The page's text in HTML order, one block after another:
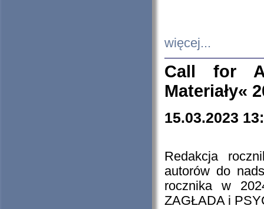
więcej...
Call for
Materiały«
15.03.2023
Redakcja
autorów do
rocznika w
ZAGŁADA i